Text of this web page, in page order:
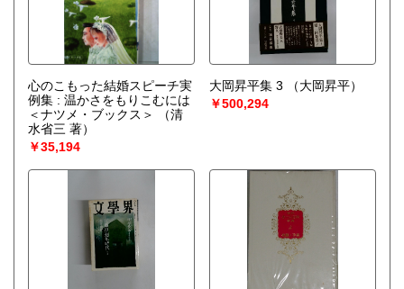
心のこもった結婚スピーチ実
例集 : 温かさをもりこむには
＜ナツメ・ブックス＞
（清
水省三 著）
￥35,194
大岡昇平集 3
（大岡昇平）
￥500,294